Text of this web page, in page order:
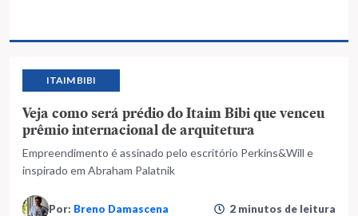
ITAIM BIBI
Veja como será prédio do Itaim Bibi que venceu
prêmio internacional de arquitetura
Empreendimento é assinado pelo escritório Perkins&Will e
inspirado em Abraham Palatnik
Por: Breno Damascena 2 minutos de leitura